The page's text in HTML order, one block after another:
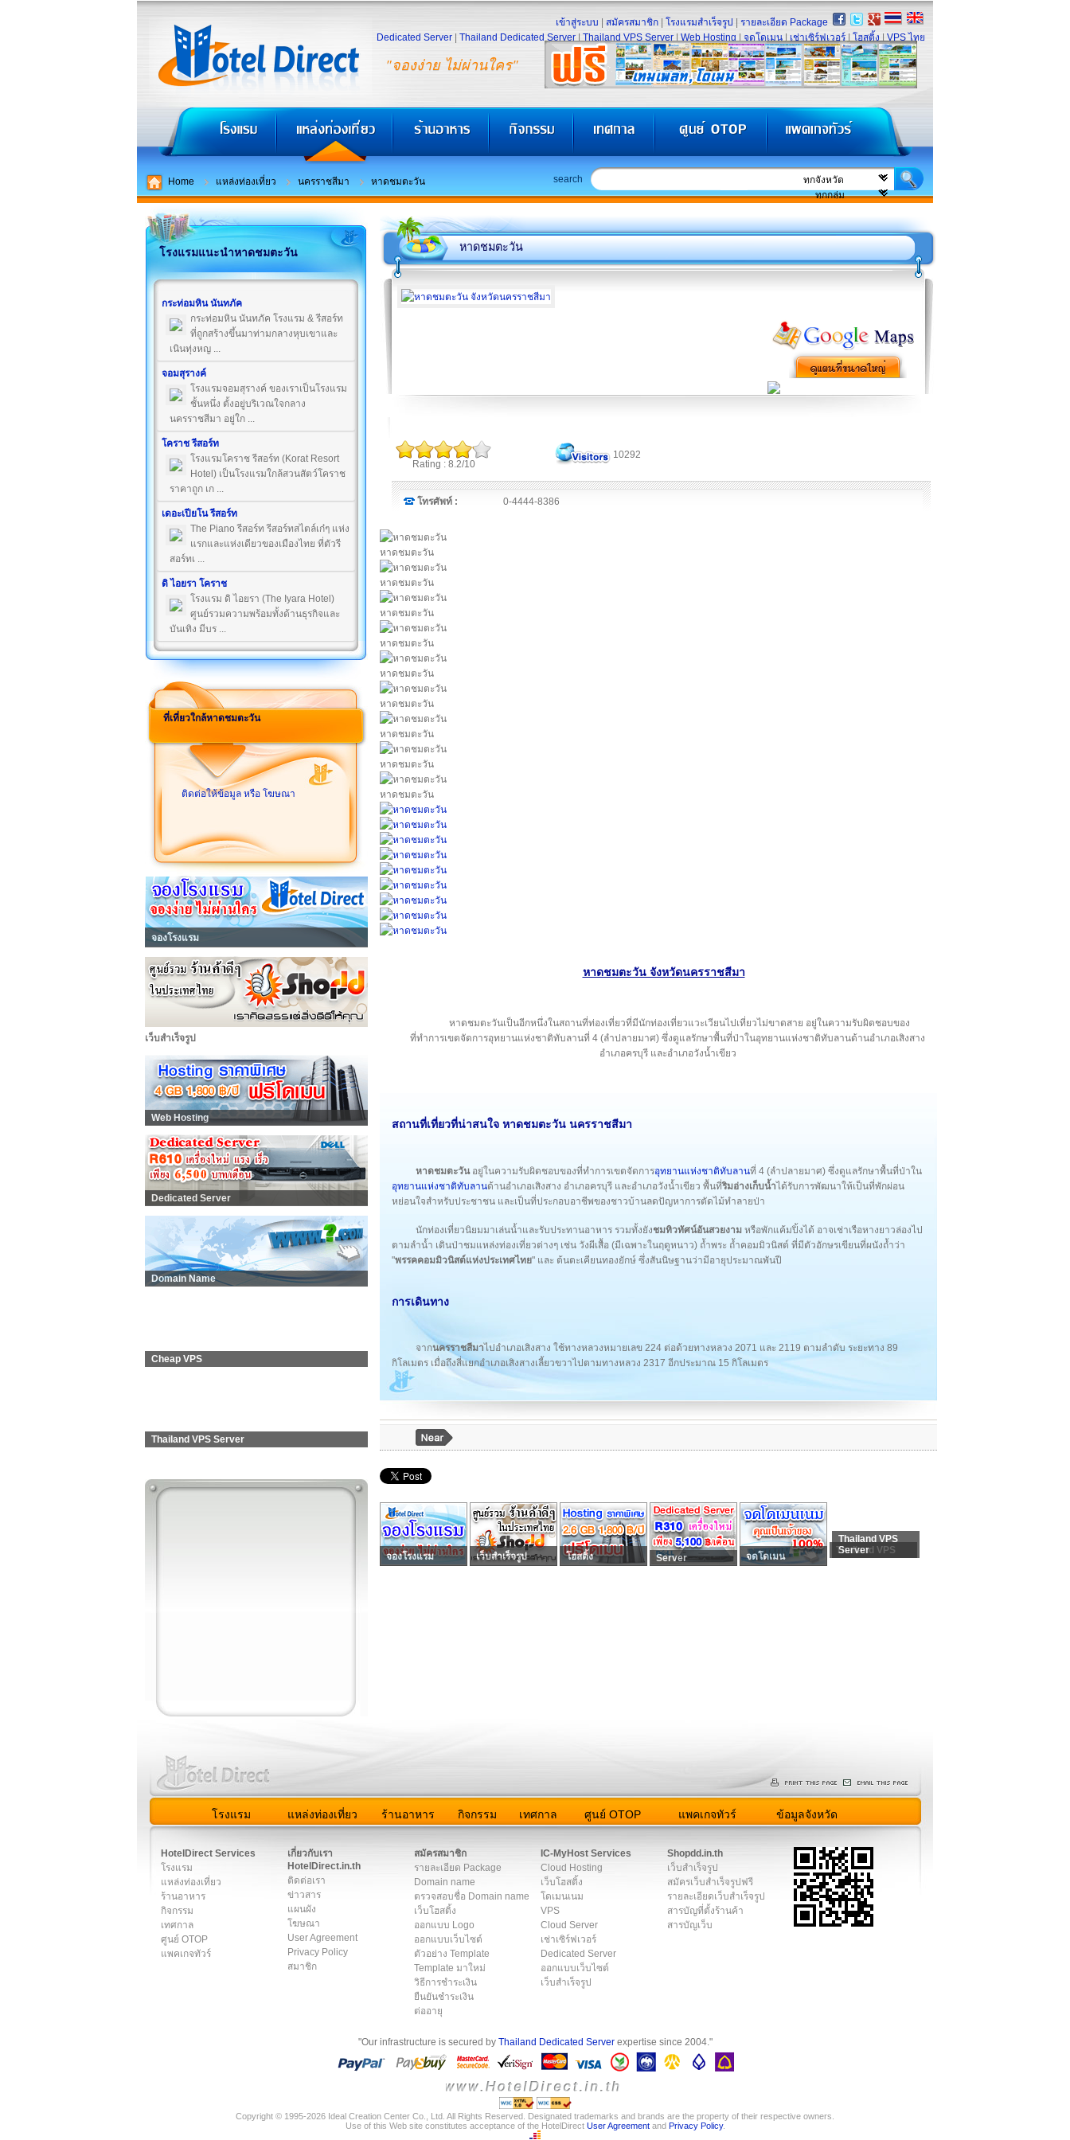
"จองง่าย ไม่ผ่านใคร"
เข้าสู่ระบบ สมัครสมาชิก โรงแรมสำเร็จรูป
รายละเอียด Package
Dedicated Server
Thailand Dedicated Server Thailand VPS Server Web Hosting จดโดเมน เช่าเซิร์ฟเวอร์ โฮสติ้ง VPS ไทย
Home แหล่งท่องเที่ยว นครราชสีมา หาดชมตะวัน search
โรงแรมแนะนำหาดชมตะวัน
กระท่อมหิน นันทภัค
กระท่อมหิน นันทภัค โรงแรม & รีสอร์ท
ที่ถูกสร้างขึ้นมาท่ามกลางหุบเขาและ
เนินทุ่งหญ ...
จอมสุรางค์
โรงแรมจอมสุรางค์ ของเราเป็นโรงแรม
ชั้นหนึ่ง ตั้งอยู่บริเวณใจกลาง
นครราชสีมา อยู่ใก ...
โคราช รีสอร์ท
โรงแรมโคราช รีสอร์ท (Korat Resort
Hotel) เป็นโรงแรมใกล้สวนสัตว์โคราช
ราคาถูก เก ...
เดอะเปียโน รีสอร์ท
The Piano รีสอร์ท รีสอร์ทสไตล์เก๋ๆ แห่ง
แรกและแห่งเดียวของเมืองไทย ที่ตัวรี
สอร์ทเ ...
ดิ ไอยรา โคราช
โรงแรม ดิ ไอยรา (The Iyara Hotel)
ศูนย์รวมความพร้อมทั้งด้านธุรกิจและ
บันเทิง มีบร ...
ที่เที่ยวใกล้หาดชมตะวัน
ติดต่อให้ข้อมูล หรือ โฆษณา
จองโรงแรม
เว็บสำเร็จรูป
Web Hosting
Dedicated Server
Domain Name
Cheap VPS
Thailand VPS Server
หาดชมตะวัน
Rating : 8.2/10
10292
โทรศัพท์ : 0-4444-8386
หาดชมตะวัน
หาดชมตะวัน
หาดชมตะวัน
หาดชมตะวัน
หาดชมตะวัน
หาดชมตะวัน
หาดชมตะวัน
หาดชมตะวัน
หาดชมตะวัน
หาดชมตะวัน จังหวัดนครราชสีมา
หาดชมตะวันเป็นอีกหนึ่งในสถานที่ท่องเที่ยวที่มีนักท่องเที่ยวแวะเวียนไปเที่ยวไม่ขาดสาย อยู่ในความรับผิดชอบของ
ที่ทำการเขตจัดการอุทยานแห่งชาติทับลานที่ 4 (ลำปลายมาศ) ซึ่งดูแลรักษาพื้นที่ป่าในอุทยานแห่งชาติทับลานด้านอำเภอเสิงสาง
อำเภอครบุรี และอำเภอวังน้ำเขียว
สถานที่เที่ยวที่น่าสนใจ หาดชมตะวัน นครราชสีมา
หาดชมตะวันอยู่ในความรับผิดชอบของที่ทำการเขตจัดการอุทยานแห่งชาติทับลานที่ 4 (ลำปลายมาศ) ซึ่งดูแลรักษาพื้นที่ป่าใน
อุทยานแห่งชาติทับลานด้านอำเภอเสิงสาง อำเภอครบุรี และอำเภอวังน้ำเขียว พื้นที่ริมอ่างเก็บน้ำได้รับการพัฒนาให้เป็นที่พักผ่อน
หย่อนใจสำหรับประชาชน และเป็นที่ประกอบอาชีพของชาวบ้านลดปัญหาการตัดไม้ทำลายป่า
นักท่องเที่ยวนิยมมาเล่นน้ำและรับประทานอาหาร รวมทั้งยังชมทิวทัศน์อันสวยงาม หรือพักแค้มปิ้งได้ อาจเช่าเรือหางยาวล่องไป
ตามลำน้ำ เดินป่าชมแหล่งท่องเที่ยวต่างๆ เช่น วังผีเสื้อ (มีเฉพาะในฤดูหนาว) ถ้ำพระ ถ้ำคอมมิวนิสต์ ที่มีตัวอักษรเขียนที่ผนังถ้ำว่า
"พรรคคอมมิวนิสต์แห่งประเทศไทย" และ ต้นตะเคียนทองยักษ์ ซึ่งสันนิษฐานว่ามีอายุประมาณพันปี
การเดินทาง
จากนครราชสีมาไปอำเภอเสิงสาง ใช้ทางหลวงหมายเลข 224 ต่อด้วยทางหลวง 2071 และ 2119 ตามลำดับ ระยะทาง 89
กิโลเมตร เมื่อถึงสี่แยกอำเภอเสิงสางเลี้ยวขวาไปตามทางหลวง 2317 อีกประมาณ 15 กิโลเมตร
จองโรงแรม เว็บสำเร็จรูป โฮสติ้ง Server จดโดเมน
Thailand VPS
Thailand VPS
Server
โรงแรม แหล่งท่องเที่ยว ร้านอาหาร กิจกรรม เทศกาล ศูนย์ OTOP แพคเกจทัวร์ ข้อมูลจังหวัด
HotelDirect Services
โรงแรม
แหล่งท่องเที่ยว
ร้านอาหาร
กิจกรรม
เทศกาล
ศูนย์ OTOP
แพคเกจทัวร์
เกี่ยวกับเรา
HotelDirect.in.th
ติดต่อเรา
ข่าวสาร
แผนผัง
โฆษณา
User Agreement
Privacy Policy
สมาชิก
สมัครสมาชิก
รายละเอียด Package
Domain name
ตรวจสอบชื่อ Domain name
เว็บโฮสติ้ง
ออกแบบ Logo
ออกแบบเว็บไซต์
ตัวอย่าง Template
Template มาใหม่
วิธีการชำระเงิน
ยืนยันชำระเงิน
ต่ออายุ
IC-MyHost Services
Cloud Hosting
เว็บโฮสติ้ง
โดเมนเนม
VPS
Cloud Server
เช่าเซิร์ฟเวอร์
Dedicated Server
ออกแบบเว็บไซต์
เว็บสำเร็จรูป
Shopdd.in.th
เว็บสำเร็จรูป
สมัครเว็บสำเร็จรูปฟรี
รายละเอียดเว็บสำเร็จรูป
สารบัญที่ตั้งร้านค้า
สารบัญเว็บ
"Our infrastructure is secured by Thailand Dedicated Serverexpertise since 2004."
Copyright © 1995-2026 Ideal Creation Center Co., Ltd. All Rights Reserved. Designated trademarks and brands are the property of their respective owners.
Use of this Web site constitutes acceptance of the HotelDirect User Agreementand Privacy Policy.